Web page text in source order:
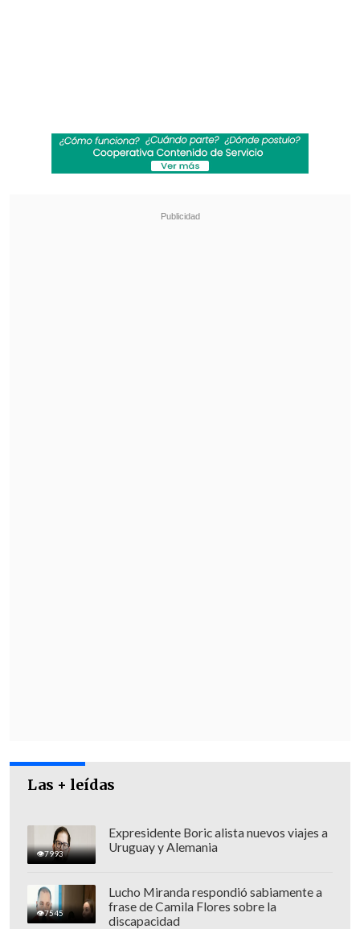
Las + leídas
7993
Expresidente Boric alista nuevos viajes a
Uruguay y Alemania
7545
Lucho Miranda respondió sabiamente a
frase de Camila Flores sobre la
discapacidad